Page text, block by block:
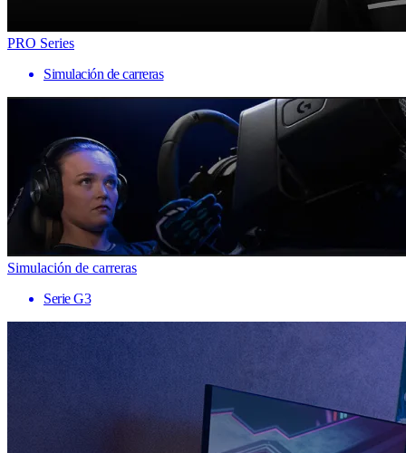
PRO Series
Simulación de carreras
Simulación de carreras
Serie G3